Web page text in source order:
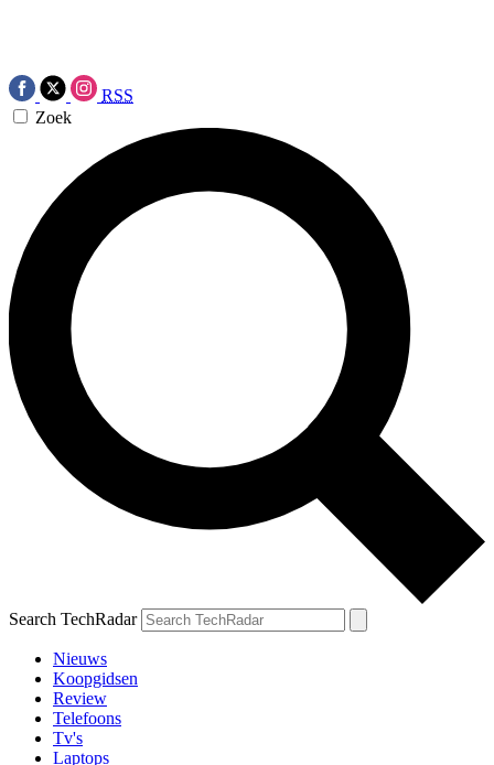
RSS
Zoek
Search TechRadar
Nieuws
Koopgidsen
Review
Telefoons
Tv's
Laptops